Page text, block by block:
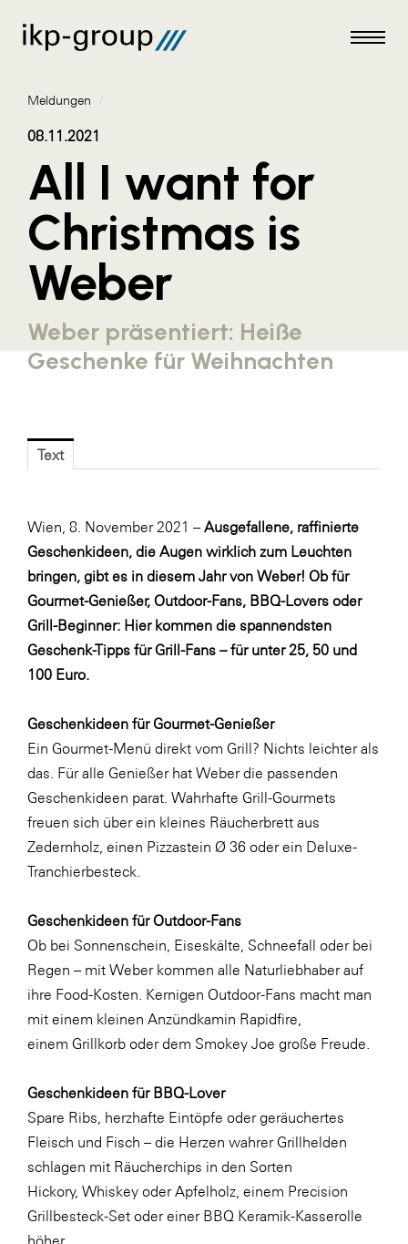
Meldungen
AKTUELLES
ACO
ALEX Krems
Amazon Web Services
Artweger
Bundesverband Sonnenschutztechnik
Colmobil Austria
Controller Institut
Darbo
Designer Outlets Parndorf und Salzburg
DOMOFERM
EY
FG UBIT Salzburg
foodaffairs
Fressnapf
FRoSTA
Gardena
Gas Connect Austria
GBV - Verband gemeinnütziger
Bauvereinigungen
Getzner Werkstoffe
ikp
Johnson & Johnson
JELD-WEN DANA
kosaplaner
LAT Nitrogen
Meldungen /
08.11.2021
All I want for
Christmas is
Weber
Weber präsentiert: Heiße
Geschenke für Weihnachten
Text
Wien, 8. November 2021 –Ausgefallene, raffinierte
Geschenkideen, die Augen wirklich zum Leuchten
bringen, gibt es in diesem Jahr von Weber! Ob für
Gourmet-Genießer, Outdoor-Fans, BBQ-Lovers oder
Grill-Beginner: Hier kommen die spannendsten
Geschenk-Tipps für Grill-Fans – für unter 25, 50 und
100 Euro.
Geschenkideen für Gourmet-Genießer
Ein Gourmet-Menü direkt vom Grill? Nichts leichter als
das. Für alle Genießer hat Weber die passenden
Geschenkideen parat. Wahrhafte Grill-Gourmets
freuen sich über ein kleines Räucherbrett aus
Zedernholz , einen Pizzastein Ø 36 oder ein Deluxe-
Tranchierbesteck
Geschenkideen für Outdoor-Fans
Ob bei Sonnenschein, Eiseskälte, Schneefall oder bei
Regen – mit Weber kommen alle Naturliebhaber auf
ihre Food-Kosten. Kernigen Outdoor-Fans macht man
mit einem kleinen Anzündkamin Rapidfire
einem Grillkorb oder dem Smokey Joe große Freude.
Geschenkideen für BBQ-Lover
Spare Ribs, herzhafte Eintöpfe oder geräuchertes
Fleisch und Fisch – die Herzen wahrer Grillhelden
schlagen mit Räucherchips in den Sorten
Hickory, Whiskey oderApfelholz , einem Precision
Grillbesteck-Set oder einer BBQ Keramik-Kasserolle
höher.